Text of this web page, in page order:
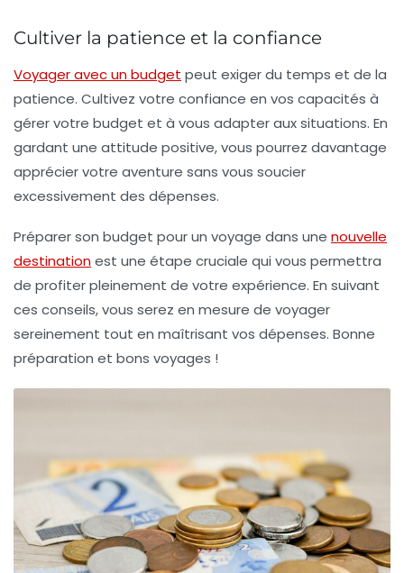
Cultiver la patience et la confiance
Voyager avec un budget peut exiger du temps et de la
patience. Cultivez votre confiance en vos capacités à
gérer votre budget et à vous adapter aux situations. En
gardant une attitude positive, vous pourrez davantage
apprécier votre aventure sans vous soucier
excessivement des dépenses.
Préparer son budget pour un voyage dans une nouvelle
destinationest une étape cruciale qui vous permettra
de profiter pleinement de votre expérience. En suivant
ces conseils, vous serez en mesure de voyager
sereinement tout en maîtrisant vos dépenses. Bonne
préparation et bons voyages !